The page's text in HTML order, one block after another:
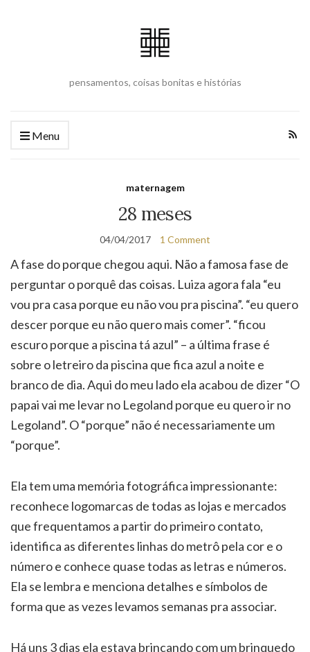
pensamentos, coisas bonitas e histórias
Menu
maternagem
28 meses
04/04/2017 1 Comment
A fase do porque chegou aqui. Não a famosa fase de
perguntar o porquê das coisas. Luiza agora fala “eu
vou pra casa porque eu não vou pra piscina”. “eu quero
descer porque eu não quero mais comer”. “ficou
escuro porque a piscina tá azul” – a última frase é
sobre o letreiro da piscina que fica azul a noite e
branco de dia. Aqui do meu lado ela acabou de dizer “O
papai vai me levar no Legoland porque eu quero ir no
Legoland”. O “porque” não é necessariamente um
“porque”.
Ela tem uma memória fotográfica impressionante:
reconhece logomarcas de todas as lojas e mercados
que frequentamos a partir do primeiro contato,
identifica as diferentes linhas do metrô pela cor e o
número e conhece quase todas as letras e números.
Ela se lembra e menciona detalhes e símbolos de
forma que as vezes levamos semanas pra associar.
Há uns 3 dias ela estava brincando com um brinquedo